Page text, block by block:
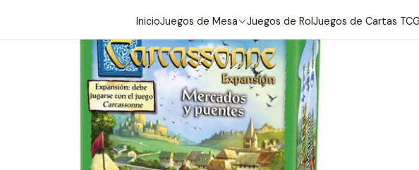
InicioJuegos de Mesa Juegos de RolJuegos de Cartas TCG